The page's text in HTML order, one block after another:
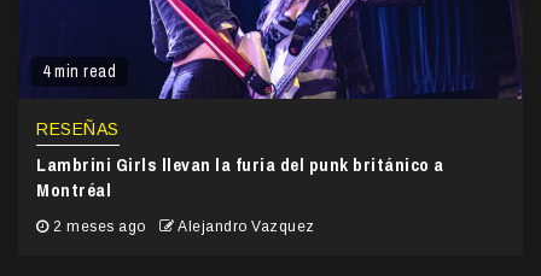
4 min read
RESEÑAS
Lambrini Girls llevan la furia del punk británico a
Montréal
2 meses ago Alejandro Vazquez